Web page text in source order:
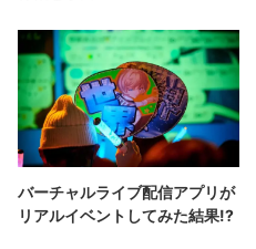
バーチャルライブ配信アプリが
リアルイベントしてみた結果!?